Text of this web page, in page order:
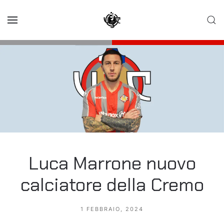
Luca Marrone nuovo
calciatore della Cremo
1 FEBBRAIO, 2024